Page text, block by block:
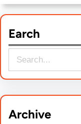
Earch
e
c
Archive